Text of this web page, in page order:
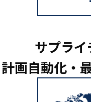
サプラ
計画自動化・